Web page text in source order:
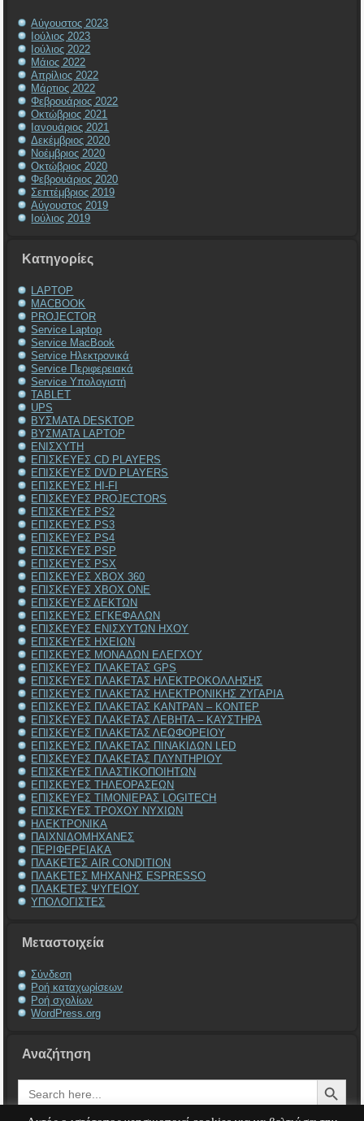
Αύγουστος 2023
Ιούλιος 2023
Ιούλιος 2022
Μάιος 2022
Απρίλιος 2022
Μάρτιος 2022
Φεβρουάριος 2022
Οκτώβριος 2021
Ιανουάριος 2021
Δεκέμβριος 2020
Νοέμβριος 2020
Οκτώβριος 2020
Φεβρουάριος 2020
Σεπτέμβριος 2019
Αύγουστος 2019
Ιούλιος 2019
Kατηγορίες
LAPTOP
MACBOOK
PROJECTOR
Service Laptop
Service MacBook
Service Ηλεκτρονικά
Service Περιφερειακά
Service Υπολογιστή
TABLET
UPS
ΒΥΣΜΑΤΑ DESKTOP
ΒΥΣΜΑΤΑ LAPTOP
ΕΝΙΣΧΥΤΗ
ΕΠΙΣΚΕΥΕΣ CD PLAYERS
ΕΠΙΣΚΕΥΕΣ DVD PLAYERS
ΕΠΙΣΚΕΥΕΣ HI-FI
ΕΠΙΣΚΕΥΕΣ PROJECTORS
ΕΠΙΣΚΕΥΕΣ PS2
ΕΠΙΣΚΕΥΕΣ PS3
ΕΠΙΣΚΕΥΕΣ PS4
ΕΠΙΣΚΕΥΕΣ PSP
ΕΠΙΣΚΕΥΕΣ PSX
ΕΠΙΣΚΕΥΕΣ XBOX 360
ΕΠΙΣΚΕΥΕΣ XBOX ONE
ΕΠΙΣΚΕΥΕΣ ΔΕΚΤΩΝ
ΕΠΙΣΚΕΥΕΣ ΕΓΚΕΦΑΛΩΝ
ΕΠΙΣΚΕΥΕΣ ΕΝΙΣΧΥΤΩΝ ΗΧΟΥ
ΕΠΙΣΚΕΥΕΣ ΗΧΕΙΩΝ
ΕΠΙΣΚΕΥΕΣ ΜΟΝΑΔΩΝ ΕΛΕΓΧΟΥ
ΕΠΙΣΚΕΥΕΣ ΠΛΑΚΕΤΑΣ GPS
ΕΠΙΣΚΕΥΕΣ ΠΛΑΚΕΤΑΣ ΗΛΕΚΤΡΟΚΟΛΛΗΣΗΣ
ΕΠΙΣΚΕΥΕΣ ΠΛΑΚΕΤΑΣ ΗΛΕΚΤΡΟΝΙΚΗΣ ΖΥΓΑΡΙΑ
ΕΠΙΣΚΕΥΕΣ ΠΛΑΚΕΤΑΣ ΚΑΝΤΡΑΝ – ΚΟΝΤΕΡ
ΕΠΙΣΚΕΥΕΣ ΠΛΑΚΕΤΑΣ ΛΕΒΗΤΑ – ΚΑΥΣΤΗΡΑ
ΕΠΙΣΚΕΥΕΣ ΠΛΑΚΕΤΑΣ ΛΕΩΦΟΡΕΙΟΥ
ΕΠΙΣΚΕΥΕΣ ΠΛΑΚΕΤΑΣ ΠΙΝΑΚΙΔΩΝ LED
ΕΠΙΣΚΕΥΕΣ ΠΛΑΚΕΤΑΣ ΠΛΥΝΤΗΡΙΟΥ
ΕΠΙΣΚΕΥΕΣ ΠΛΑΣΤΙΚΟΠΟΙΗΤΩΝ
ΕΠΙΣΚΕΥΕΣ ΤΗΛΕΟΡΑΣΕΩΝ
ΕΠΙΣΚΕΥΕΣ ΤΙΜΟΝΙΕΡΑΣ LOGITECH
ΕΠΙΣΚΕΥΕΣ ΤΡΟΧΟΥ ΝΥΧΙΩΝ
ΗΛΕΚΤΡΟΝΙΚΑ
ΠΑΙΧΝΙΔΟΜΗΧΑΝΕΣ
ΠΕΡΙΦΕΡΕΙΑΚΑ
ΠΛΑΚΕΤΕΣ AIR CONDITION
ΠΛΑΚΕΤΕΣ ΜΗΧΑΝΗΣ ESPRESSO
ΠΛΑΚΕΤΕΣ ΨΥΓΕΙΟΥ
ΥΠΟΛΟΓΙΣΤΕΣ
Μεταστοιχεία
Σύνδεση
Ροή καταχωρίσεων
Ροή σχολίων
WordPress.org
Αναζήτηση
Search
for:
Search Button